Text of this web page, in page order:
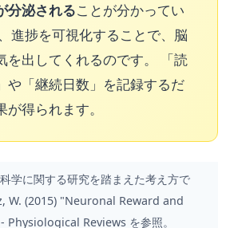
分泌されることが分かってい
進捗を可視化することで、脳
を出してくれるのです。 「読
や「継続日数」を記録するだ
得られます。
学に関する研究を踏まえた考え方で
W. (2015) "Neuronal Reward and
Physiological Reviews を参照。